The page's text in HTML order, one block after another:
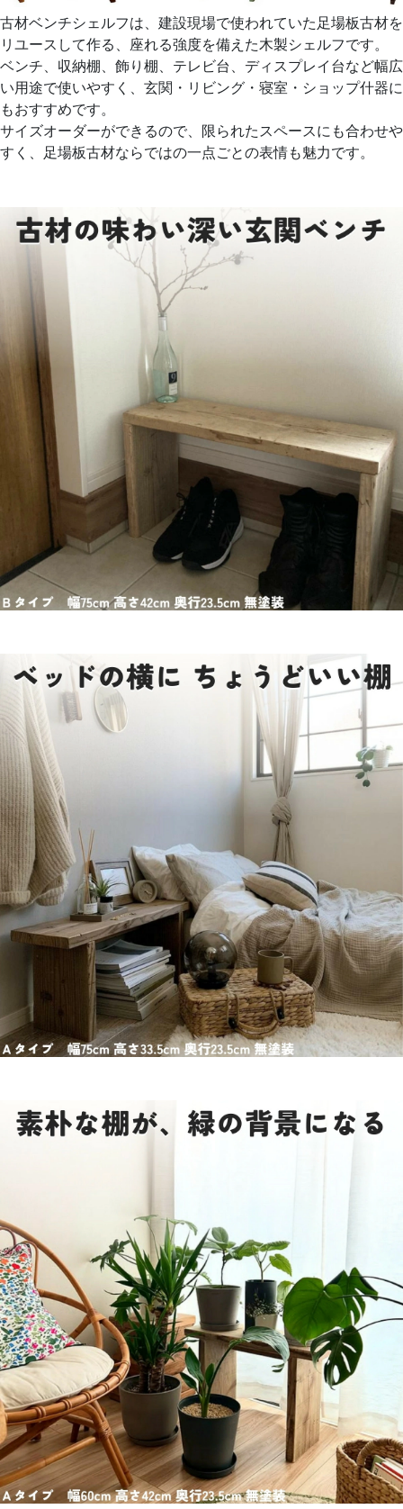
古材ベンチシェルフは、建設現場で使われていた足場板古材を
リユースして作る、座れる強度を備えた木製シェルフです。
ベンチ、収納棚、飾り棚、テレビ台、ディスプレイ台など幅広
い用途で使いやすく、玄関・リビング・寝室・ショップ什器に
もおすすめです。
サイズオーダーができるので、限られたスペースにも合わせや
すく、足場板古材ならではの一点ごとの表情も魅力です。